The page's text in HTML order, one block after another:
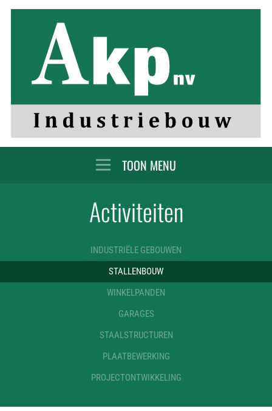
MENU
Activiteiten
INDUSTRIËLE GEBOUWEN
STALLENBOUW
WINKELPANDEN
GARAGES
STAALSTRUCTUREN
PLAATBEWERKING
PROJECTONTWIKKELING